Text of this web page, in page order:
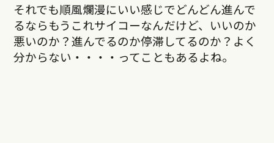
それでも順風爛漫にいい感じでどんどん進んで
るならもうこれサイコーなんだけど、いいのか
悪いのか？進んでるのか停滞してるのか？よく
分からない・・・・ってこともあるよね。